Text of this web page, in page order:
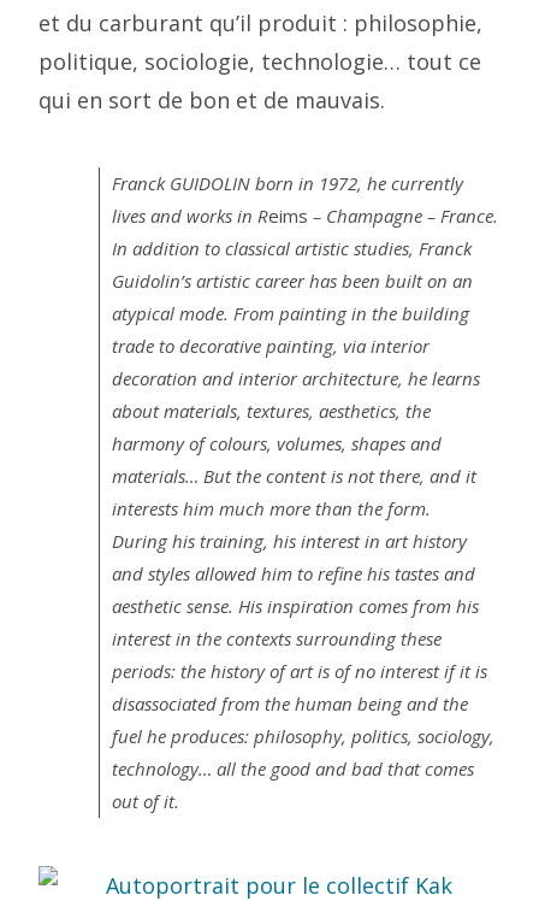
et du carburant qu’il produit : philosophie,
politique, sociologie, technologie… tout ce
qui en sort de bon et de mauvais.
Franck GUIDOLIN born in 1972, he currently
lives and works in Reims – Champagne – France.
In addition to classical artistic studies, Franck
Guidolin’s artistic career has been built on an
atypical mode. From painting in the building
trade to decorative painting, via interior
decoration and interior architecture, he learns
about materials, textures, aesthetics, the
harmony of colours, volumes, shapes and
materials… But the content is not there, and it
interests him much more than the form.
During his training, his interest in art history
and styles allowed him to refine his tastes and
aesthetic sense. His inspiration comes from his
interest in the contexts surrounding these
periods: the history of art is of no interest if it is
disassociated from the human being and the
fuel he produces: philosophy, politics, sociology,
technology… all the good and bad that comes
out of it.